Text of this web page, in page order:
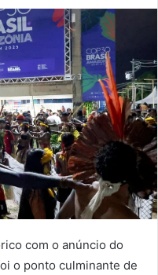
com o anúncio do
o ponto culminante de